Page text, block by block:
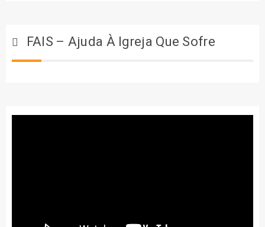
FAIS – Ajuda À Igreja Que Sofre